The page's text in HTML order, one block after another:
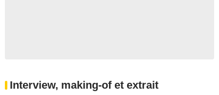
Interview, making-of et extrait